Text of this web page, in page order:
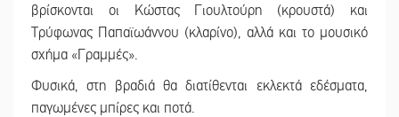
βρίσκονται οι Κώστας Γιουλτούρη (κρουστά) και
Τρύφωνας Παπαϊωάννου (κλαρίνο), αλλά και το μουσικό
σχήμα «Γραμμές».
Φυσικά, στη βραδιά θα διατίθενται εκλεκτά εδέσματα,
παγωμένες μπίρες και ποτά.